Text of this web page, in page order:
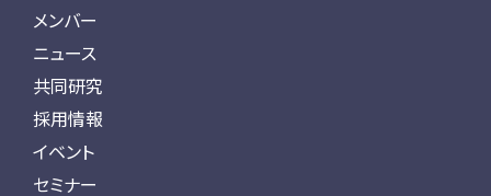
メンバー
ニュース
共同研究
採用情報
イベント
セミナー